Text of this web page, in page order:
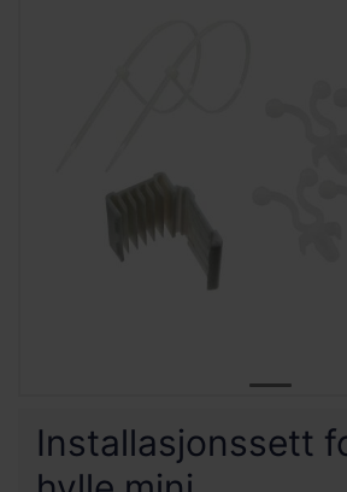
Installasjonssett